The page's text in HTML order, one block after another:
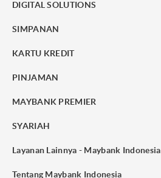
DIGITAL SOLUTIONS
SIMPANAN
KARTU KREDIT
PINJAMAN
MAYBANK PREMIER
SYARIAH
Layanan Lainnya - Maybank Indonesia
Tentang Maybank Indonesia